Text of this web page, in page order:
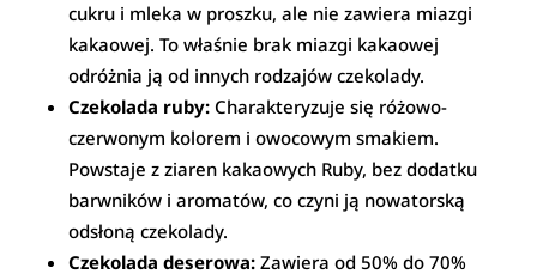
cukru i mleka w proszku, ale nie zawiera miazgi
kakaowej. To właśnie brak miazgi kakaowej
odróżnia ją od innych rodzajów czekolady.
Czekolada ruby: Charakteryzuje się różowo-
czerwonym kolorem i owocowym smakiem.
Powstaje z ziaren kakaowych Ruby, bez dodatku
barwników i aromatów, co czyni ją nowatorską
odsłoną czekolady.
Czekolada deserowa: Zawiera od 50% do 70%